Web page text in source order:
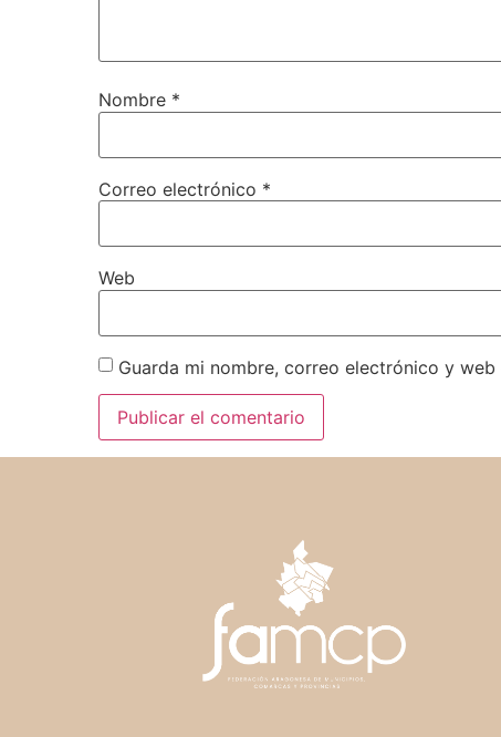
Nombre *
Correo electrónico *
Web
Guarda mi nombre, correo electrónico y